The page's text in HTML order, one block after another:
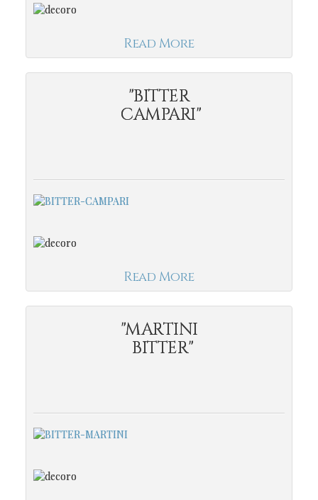
Read More
"BITTER
CAMPARI"
Read More
"MARTINI
BITTER"